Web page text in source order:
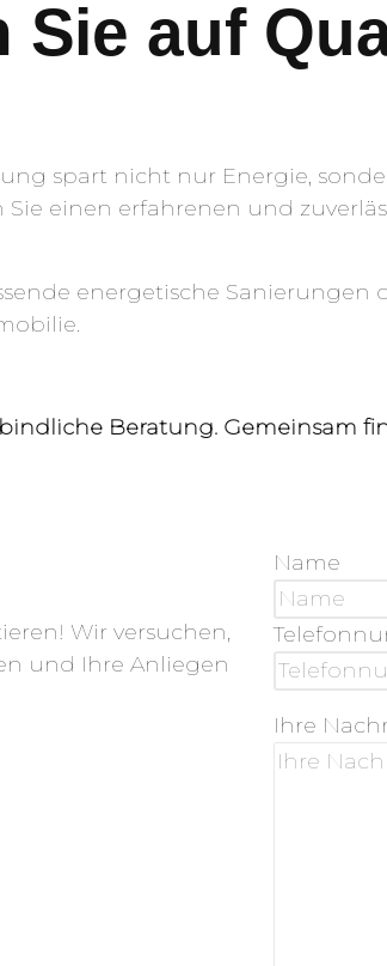
Sie auf
spart nicht nur Energie,
einen erfahrenen und
energetische
Beratung. Gemeinsam
Wir versuchen,
und Ihre Anliegen
Name
Ihre